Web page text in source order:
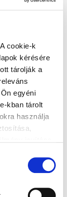
cookie-k
kérésére
tárolják a
egyéni
kban tárolt
használja
adatok
cookie-k,